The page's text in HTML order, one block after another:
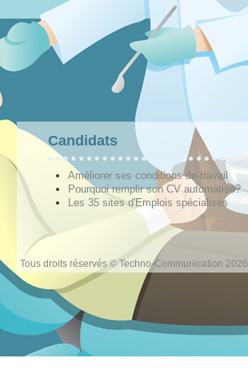
Candidats
Améliorer ses conditions de travail
Pourquoi remplir son CV automatisé?
Les 35 sites d'Emplois spécialisés
Tous droits réservés © Techno-Communication 2026